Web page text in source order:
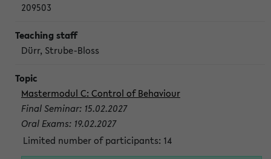
209503
Dürr, Strube-Bloss
Mastermodul C: Control of Behaviour
Final Seminar: 15.02.2027
Oral Exams: 19.02.2027
Limited number of participants: 14